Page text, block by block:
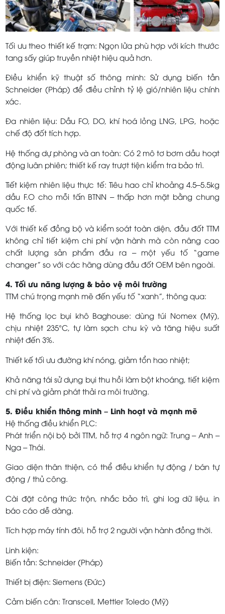
Tối ưu theo thiết kế trạm: Ngọn lửa phù hợp với kích thước
tang sấy giúp truyền nhiệt hiệu quả hơn.
Điều khiển kỹ thuật số thông minh: Sử dụng biến tần
Schneider (Pháp) để điều chỉnh tỷ lệ gió/nhiên liệu chính
xác.
Đa nhiên liệu: Dầu FO, DO, khí hoá lỏng LNG, LPG, hoặc
chế độ đốt tích hợp.
Hệ thống dự phòng và an toàn: Có 2 mô tơ bơm dầu hoạt
động luân phiên; thiết kế ray trượt tiện kiểm tra bảo trì.
Tiết kiệm nhiên liệu thực tế: Tiêu hao chỉ khoảng 4.5–5.5kg
dầu F.O cho mỗi tấn BTNN – thấp hơn mặt bằng chung
quốc tế.
Với thiết kế đồng bộ và kiểm soát toàn diện, đầu đốt TTM
không chỉ tiết kiệm chi phí vận hành mà còn nâng cao
chất lượng sản phẩm đầu ra – một yếu tố “game
changer” so với các hãng dùng đầu đốt OEM bên ngoài.
4. Tối ưu năng lượng & bảo vệ môi trường
TTM chú trọng mạnh mẽ đến yếu tố “xanh”, thông qua:
Hệ thống lọc bụi khô Baghouse: dùng túi Nomex (Mỹ),
chịu nhiệt 235°C, tự làm sạch chu kỳ và tăng hiệu suất
nhiệt đến 3%.
Thiết kế tối ưu đường khí nóng, giảm tổn hao nhiệt;
Khả năng tái sử dụng bụi thu hồi làm bột khoáng, tiết kiệm
chi phí và giảm phát thải ra môi trường.
5. Điều khiển thông minh – Linh hoạt và mạnh mẽ
Hệ thống điều khiển PLC:
Phát triển nội bộ bởi TTM, hỗ trợ 4 ngôn ngữ: Trung – Anh –
Nga – Thái.
Giao diện thân thiện, có thể điều khiển tự động / bán tự
động / thủ công.
Cài đặt công thức trộn, nhắc bảo trì, ghi log dữ liệu, in
báo cáo dễ dàng.
Tích hợp máy tính đôi, hỗ trợ 2 người vận hành đồng thời.
Linh kiện:
Biến tần: Schneider (Pháp)
Thiết bị điện: Siemens (Đức)
Cảm biến cân: Transcell, Mettler Toledo (Mỹ)